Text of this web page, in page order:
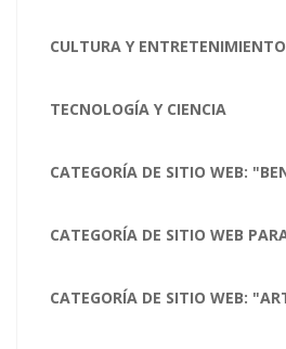
CULTURA Y ENTRETENIMIENTO
TECNOLOGÍA Y CIENCIA